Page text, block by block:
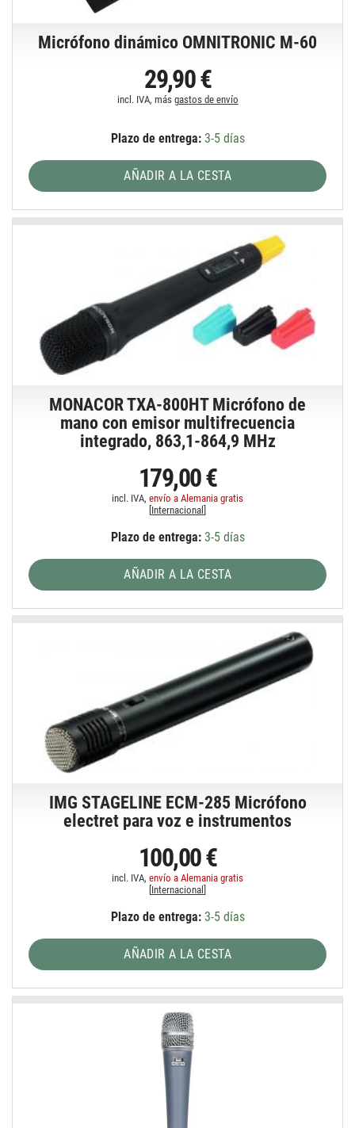
Micrófono dinámico OMNITRONIC M-60
29,90 €
incl. IVA, más gastos de envío
Plazo de entrega:3-5 días
AÑADIR A LA CESTA
MONACOR TXA-800HT Micrófono de
mano con emisor multifrecuencia
integrado, 863,1-864,9 MHz
179,00 €
incl. IVA,envío a Alemania gratis
[Internacional]
Plazo de entrega:3-5 días
AÑADIR A LA CESTA
IMG STAGELINE ECM-285 Micrófono
electret para voz e instrumentos
100,00 €
incl. IVA,envío a Alemania gratis
Internacional
Plazo de entrega:3-5 días
AÑADIR A LA CESTA